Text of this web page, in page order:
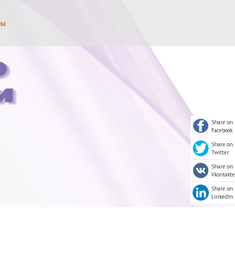
Share on
Facebook
Share on
Twitter
Share on
Vkontakte
Share on
LinkedIn